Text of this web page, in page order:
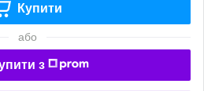
Купити
або
з